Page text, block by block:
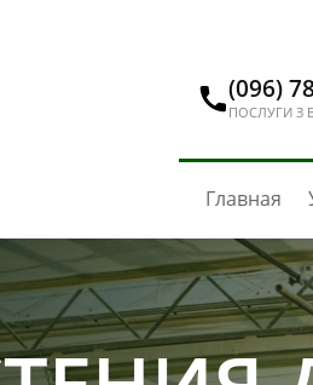
(096)
ПОСЛУГИ З
Главная